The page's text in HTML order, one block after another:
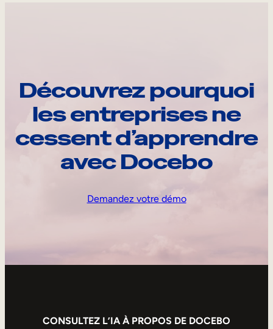
Découvrez pourquoi
les entreprises ne
cessent d’apprendre
avec Docebo
Demandez votre démo
CONSULTEZ L’IA À PROPOS DE DOCEBO